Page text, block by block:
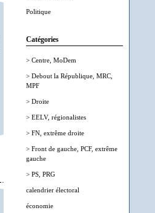
Politique
Catégories
> Centre, MoDem
> Debout la République, MRC,
MPF
> Droite
> EELV, régionalistes
> FN, extrême droite
> Front de gauche, PCF, extrême
gauche
> PS, PRG
calendrier électoral
économie